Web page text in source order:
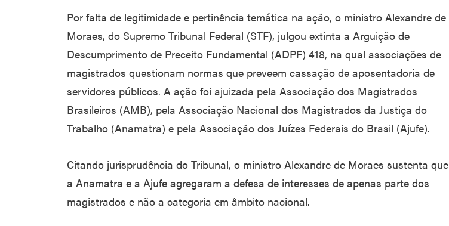
Por falta de legitimidade e pertinência temática na ação, o ministro Alexandre de
Moraes, do Supremo Tribunal Federal (STF), julgou extinta a Arguição de
Descumprimento de Preceito Fundamental (ADPF) 418, na qual associações de
magistrados questionam normas que preveem cassação de aposentadoria de
servidores públicos. A ação foi ajuizada pela Associação dos Magistrados
Brasileiros (AMB), pela Associação Nacional dos Magistrados da Justiça do
Trabalho (Anamatra) e pela Associação dos Juízes Federais do Brasil (Ajufe).
Citando jurisprudência do Tribunal, o ministro Alexandre de Moraes sustenta que
a Anamatra e a Ajufe agregaram a defesa de interesses de apenas parte dos
magistrados e não a categoria em âmbito nacional.